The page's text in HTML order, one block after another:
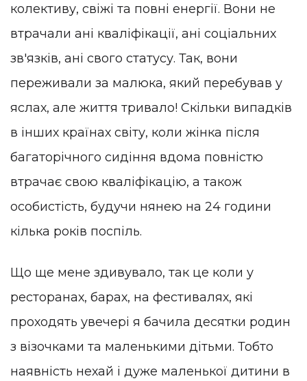
колективу, свіжі та повні енергії. Вони не
втрачали ані кваліфікації, ані соціальних
зв'язків, ані свого статусу. Так, вони
переживали за малюка, який перебував у
яслах, але життя тривало! Скільки випадків
в інших країнах світу, коли жінка після
багаторічного сидіння вдома повністю
втрачає свою кваліфікацію, а також
особистість, будучи нянею на 24 години
кілька років поспіль.
Що ще мене здивувало, так це коли у
ресторанах, барах, на фестивалях, які
проходять увечері я бачила десятки родин
з візочками та маленькими дітьми. Тобто
наявність нехай і дуже маленької дитини в